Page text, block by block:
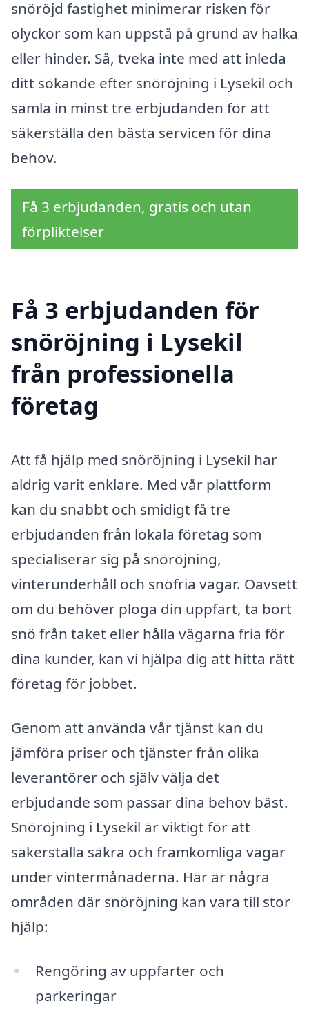
snöröjd fastighet minimerar risken för
olyckor som kan uppstå på grund av halka
eller hinder. Så, tveka inte med att inleda
ditt sökande efter snöröjning i Lysekil och
samla in minst tre erbjudanden för att
säkerställa den bästa servicen för dina
behov.
Få 3 erbjudanden, gratis och utan
förpliktelser
Få 3 erbjudanden för
snöröjning i Lysekil
från professionella
företag
Att få hjälp med snöröjning i Lysekil har
aldrig varit enklare. Med vår plattform
kan du snabbt och smidigt få tre
erbjudanden från lokala företag som
specialiserar sig på snöröjning,
vinterunderhåll och snöfria vägar. Oavsett
om du behöver ploga din uppfart, ta bort
snö från taket eller hålla vägarna fria för
dina kunder, kan vi hjälpa dig att hitta rätt
företag för jobbet.
Genom att använda vår tjänst kan du
jämföra priser och tjänster från olika
leverantörer och själv välja det
erbjudande som passar dina behov bäst.
Snöröjning i Lysekil är viktigt för att
säkerställa säkra och framkomliga vägar
under vintermånaderna. Här är några
områden där snöröjning kan vara till stor
hjälp:
Rengöring av uppfarter och
parkeringar